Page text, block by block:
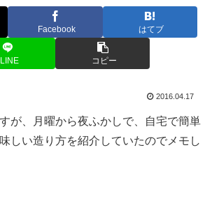
Facebook はてブ
LINE コピー
2016.04.17
が、月曜から夜ふかしで、自宅で簡単
しい造り方を紹介していたのでメモし